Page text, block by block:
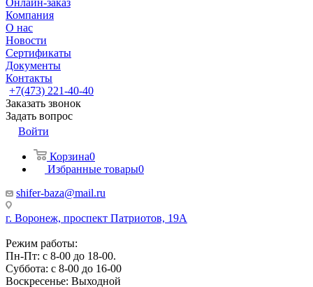
Онлайн-заказ
Компания
О нас
Новости
Сертификаты
Документы
Контакты
+7(473) 221-40-40
Заказать звонок
Задать вопрос
Войти
Корзина0
Избранные товары0
shifer-baza@mail.ru
г. Воронеж, проспект Патриотов, 19А
Режим работы:
Пн-Пт: с 8-00 до 18-00.
Суббота: с 8-00 до 16-00
Воскресенье: Выходной